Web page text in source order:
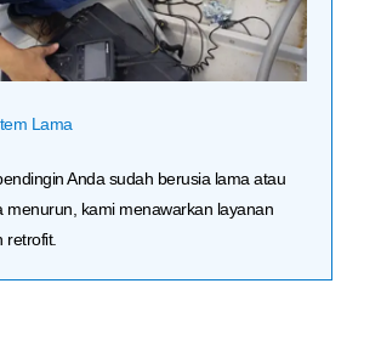
Lama
Anda sudah berusia lama atau
menurun, kami menawarkan layanan
retrofit.